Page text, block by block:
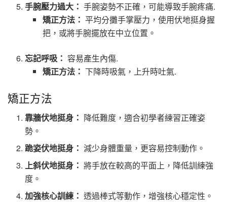
手腕壓力過大： 手腕姿勢不正確，可能導致手腕疼痛.
矯正方法： 平均分攤手掌壓力，使用伏地挺身握
把，或將手腕擺放在中立位置。
忘記呼吸： 容易產生內傷.
矯正方法： 下降時吸氣，上升時吐氣.
矯正方法
靠牆伏地挺身： 降低難度，適合初學者練習正確姿
勢。
跪姿伏地挺身： 減少身體重量，更容易控制動作。
上斜伏地挺身： 將手放在較高的平面上，降低訓練強
度。
加強核心訓練： 透過棒式等動作，增強核心穩定性。